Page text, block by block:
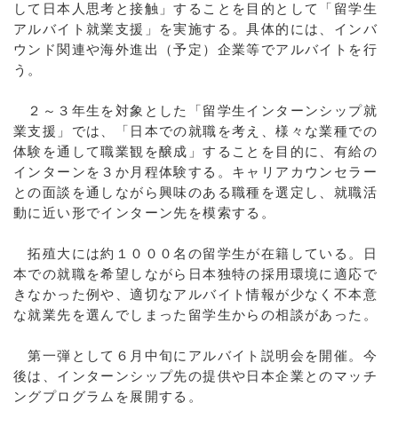
して日本人思考と接触」することを目的として「留学生
アルバイト就業支援」を実施する。具体的には、インバ
ウンド関連や海外進出（予定）企業等でアルバイトを行
う。
２～３年生を対象とした「留学生インターンシップ就
業支援」では、「日本での就職を考え、様々な業種での
体験を通して職業観を醸成」することを目的に、有給の
インターンを３か月程体験する。キャリアカウンセラー
との面談を通しながら興味のある職種を選定し、就職活
動に近い形でインターン先を模索する。
拓殖大には約１０００名の留学生が在籍している。日
本での就職を希望しながら日本独特の採用環境に適応で
きなかった例や、適切なアルバイト情報が少なく不本意
な就業先を選んでしまった留学生からの相談があった。
第一弾として６月中旬にアルバイト説明会を開催。今
後は、インターンシップ先の提供や日本企業とのマッチ
ングプログラムを展開する。